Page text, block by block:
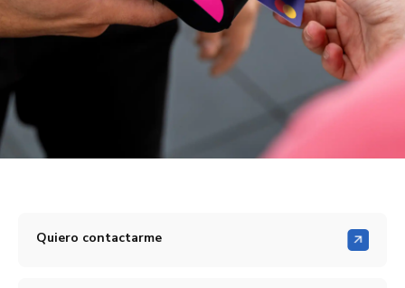
Quiero contactarme